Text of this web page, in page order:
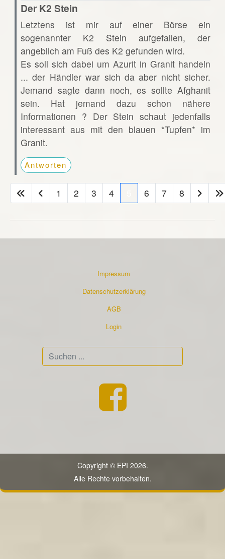
Der K2 Stein
Letztens ist mir auf einer Börse ein
sogenannter K2 Stein aufgefallen, der
angeblich am Fuß des K2 gefunden wird.
Es soll sich dabei um Azurit in Granit handeln
... der Händler war sich da aber nicht sicher.
Jemand sagte dann noch, es sollte Afghanit
sein. Hat jemand dazu schon nähere
Informationen ? Der Stein schaut jedenfalls
interessant aus mit den blauen *Tupfen* im
Granit.
Antworten
1 2 3 4 6 7 8
Impressum
Datenschutzerklärung
AGB
Login
Copyright © EPI 2026.
Alle Rechte vorbehalten.